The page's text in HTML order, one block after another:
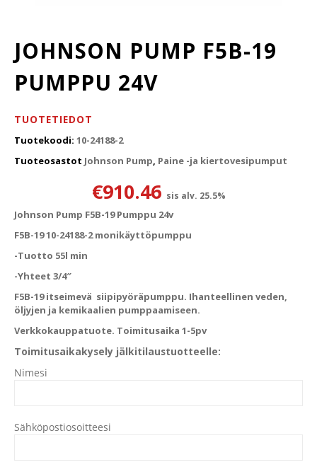
JOHNSON PUMP F5B-19
PUMPPU 24V
TUOTETIEDOT
Tuotekoodi: 10-24188-2
Tuoteosastot Johnson Pump, Paine -ja kiertovesipumput
€910.46 sis alv. 25.5%
Johnson Pump F5B-19 Pumppu 24v
F5B-19 10-24188-2 monikäyttöpumppu
-Tuotto 55l min
-Yhteet 3/4″
F5B-19 itseimevä siipipyöräpumppu. Ihanteellinen veden,
öljyjen ja kemikaalien pumppaamiseen.
Verkkokauppatuote. Toimitusaika 1-5pv
Toimitusaikakysely jälkitilaustuotteelle:
Nimesi
Sähköpostiosoitteesi